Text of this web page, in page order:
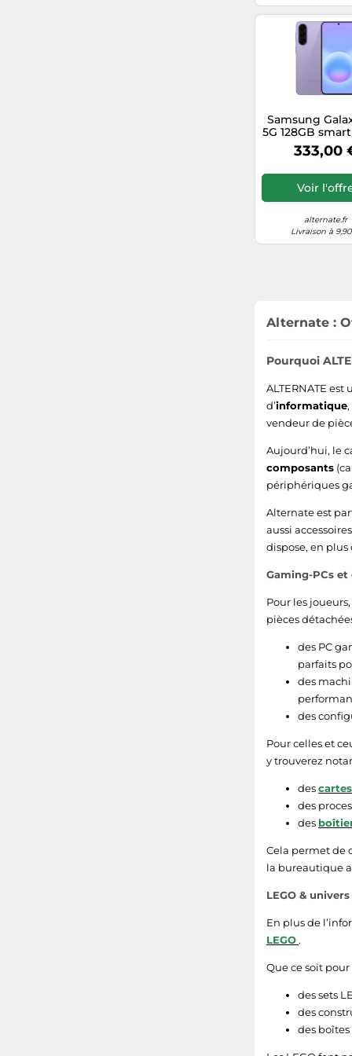
Samsung
5G 128GB
, EEC: A
333,00
Voir
alternate.fr
Livraison à
Alternate :
Pourquoi
ALTERNATE
d’informatique
vendeur de
Aujourd’hui, le
composants
périphériques
Alternate est
aussi
dispose, en
Gaming-PCs
Pour les
pièces
des PC
parfaits
des
des
Pour celles et
y trouverez
des
des
des
Cela permet de
la bureautique
LEGO &
En plus de
LEGO .
Que ce soit
des sets
des
des